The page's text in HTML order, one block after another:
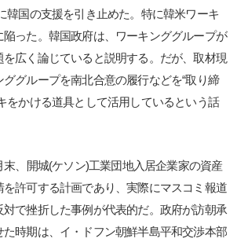
韓国の支援を引き止めた。特に韓米ワーキ
陥った。韓国政府は、ワーキンググループが
広く論じていると説明する。だが、取材現
グループを南北合意の履行などを“取り締
をかける道具として活用しているという話
、開城(ケソン)工業団地入居企業家の資産
を許可する計画であり、実際にマスコミ報道
対で挫折した事例が代表的だ。政府が訪朝承
時期は、イ・ドフン朝鮮半島平和交渉本部